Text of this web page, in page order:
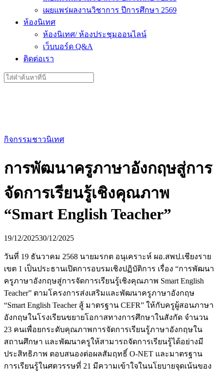
เผยแพร่ผลงานวิชาการ ปีการศึกษา 2569
ห้องนิเทศ
ห้องนิเทศ/ ห้องประชุมออนไลน์
เว็บบอร์ด Q&A
ติดต่อเรา
Search
for:
กิจกรรมชาวนิเทศ
การพัฒนาครูภาษาอังกฤษสู่การ
จัดการเรียนรู้เชิงคุณภาพ
“Smart English Teacher”
19/12/202530/12/2025
วันที่ 19 ธันวาคม 2568 นายมรกต อนุเคราะห์ ผอ.สพป.เชียงราย
เขต 1 เป็นประธานเปิดการอบรมเชิงปฏิบัติการ เรื่อง “การพัฒนา
ครูภาษาอังกฤษสู่การจัดการเรียนรู้เชิงคุณภาพ Smart English
Teacher” ตามโครงการส่งเสริมและพัฒนาครูภาษาอังกฤษ
“Smart English Teacher สู้ มาตรฐาน CEFR” ให้กับครูผู้สอนภาษา
อังกฤษในโรงเรียนขยายโอกาสทางการศึกษาในสังกัด จำนวน
23 คนเพื่อยกระดับคุณภาพการจัดการเรียนรู้ภาษาอังกฤษใน
สถานศึกษา และพัฒนาครูให้สามารถจัดการเรียนรู้ได้อย่างมี
ประสิทธิภาพ ตอบสนองต่อผลสัมฤทธิ์ O-NET และมาตรฐาน
การเรียนรู้ในศตวรรษที่ 21 มีความเข้าใจในนโยบายจุดเน้นของ